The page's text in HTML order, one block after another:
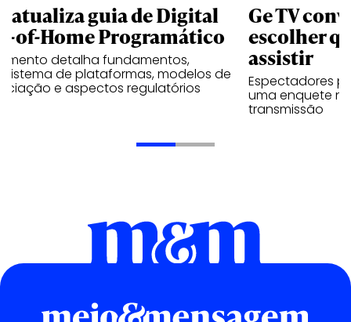
atualiza guia de Digital
of-Home Programático
detalha fundamentos,
de plataformas, modelos de
e aspectos regulatórios
Ge TV
escolher
assistir
Espectadores
uma enquete
transmissão